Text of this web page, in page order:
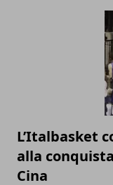
L’Italbasket
alla
Cina